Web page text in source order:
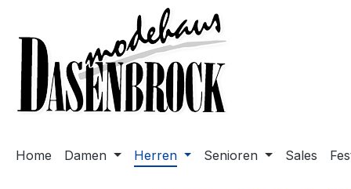
Hauptinhalt springen
Zur Hauptnavigation springen
Home Damen Herren Senioren Sales